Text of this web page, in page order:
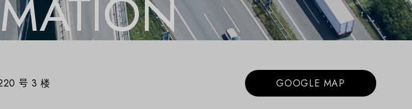
号 3 楼 GOOGLE MAP